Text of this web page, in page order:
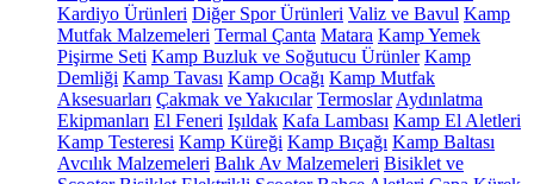
Kardiyo Ürünleri Diğer Spor Ürünleri Valiz ve Bavul Kamp
Mutfak Malzemeleri Termal Çanta Matara Kamp Yemek
Pişirme Seti Kamp Buzluk ve Soğutucu Ürünler Kamp
Demliği Kamp Tavası Kamp Ocağı Kamp Mutfak
Aksesuarları Çakmak ve Yakıcılar Termoslar Aydınlatma
Ekipmanları El Feneri Işıldak Kafa Lambası Kamp El Aletleri
Kamp Testeresi Kamp Küreği Kamp Bıçağı Kamp Baltası
Avcılık Malzemeleri Balık Av Malzemeleri Bisiklet ve